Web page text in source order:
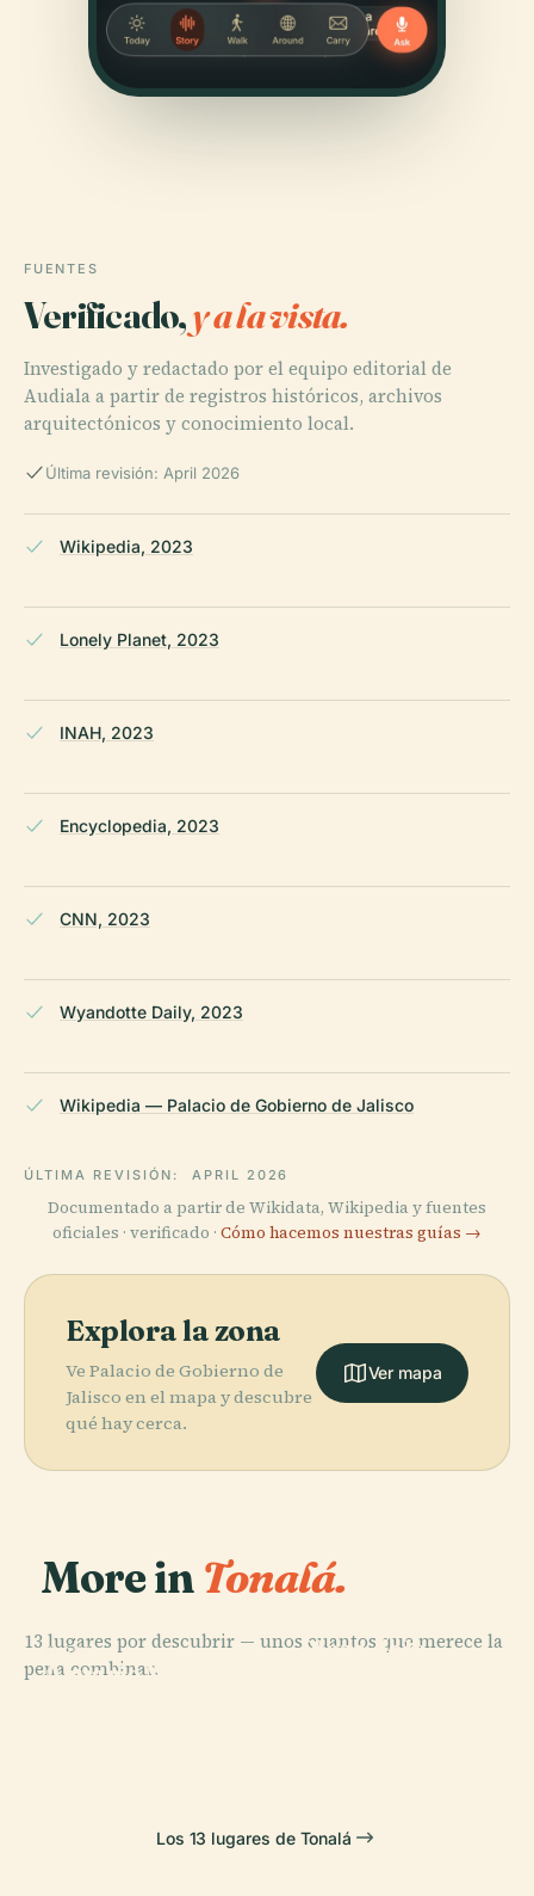
FUENTES
Verificado,y a la vista.
Investigado y redactado por el equipo editorial de
Audiala a partir de registros históricos, archivos
arquitectónicos y conocimiento local.
Última revisión: April 2026
Wikipedia, 2023
Lonely Planet, 2023
INAH, 2023
Encyclopedia, 2023
CNN, 2023
Wyandotte Daily, 2023
Wikipedia — Palacio de Gobierno de Jalisco
ÚLTIMA REVISIÓN: APRIL 2026
Documentado a partir de Wikidata, Wikipedia y fuentes
oficiales · verificado · Cómo hacemos nuestras guías →
Explora la zona
Ve Palacio de Gobierno de
Jalisco en el mapa y descubre
qué hay cerca.
Ver mapa
More in Tonalá.
13 lugares por descubrir — unos cuantos que merece la
pena combinar.
PLACE
Acuario Michin
Plaza de la
PLACE
Los 13 lugares de Tonalá